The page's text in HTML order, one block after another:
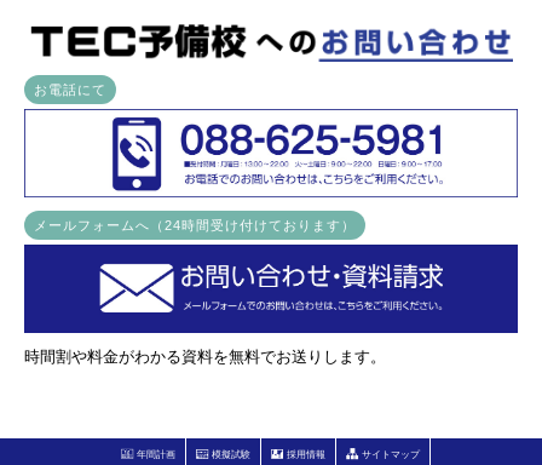
お電話にて
メールフォームへ（24時間受け付けております）
時間割や料金がわかる資料を無料でお送りします。
年間計画 模擬試験 採用情報 サイトマップ